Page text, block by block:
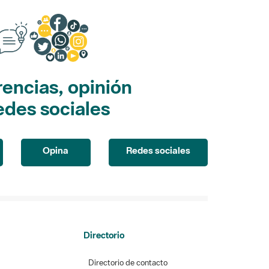
opinión
sociales
Opina Redes sociales
Directorio
Directorio de contacto